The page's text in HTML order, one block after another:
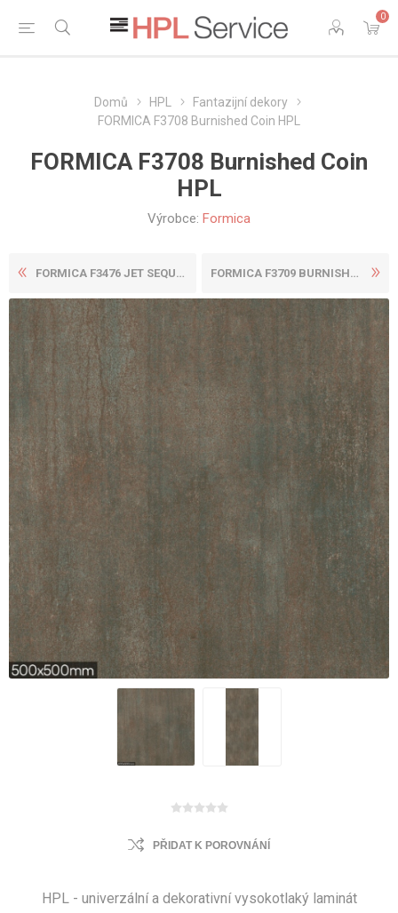
0
Domů HPL
Fantazijní dekory
FORMICA F3708 Burnished Coin HPL
FORMICA F3708 Burnished Coin
HPL
Výrobce: Formica
FORMICA F3476 JET SEQUOIA H... FORMICA F3709 BURNISHED IRO...
PŘIDAT K POROVNÁNÍ
HPL - univerzální a dekorativní vysokotlaký laminát